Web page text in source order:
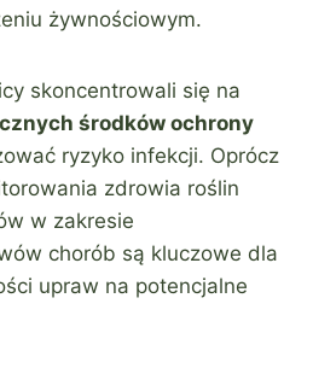
żywnościowym.
skoncentrowali się na
środków ochrony
ryzyko infekcji. Oprócz
zdrowia roślin
w zakresie
chorób są kluczowe dla
upraw na potencjalne